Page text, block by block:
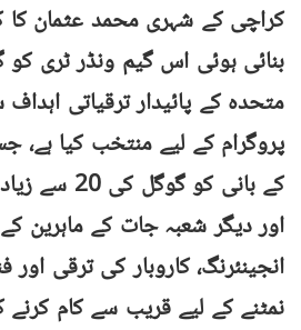
کراچی کے شہری محمد عثمان کا
بنائی ہوئی اس گیم ونڈر ٹری کو
متحدہ کے پائیدار ترقیاتی
پروگرام کے لیے منتخب کیا
کے بانی کو
اور دیگر شعبہ جات کے ماہرین
انجینئرنگ، کاروبار کی ترقی
نمٹنے کے لیے قریب سے کام کرنے